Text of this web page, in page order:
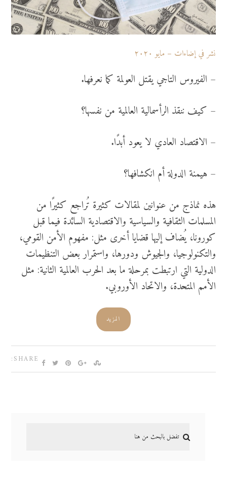
نشر في إضاءات – مايو ٢٠٢٠
– الفيروس التاجي يقتل العولمة كما نعرفها.
– كيف ننقذ الرأسمالية العالمية من نفسها؟
– الاقتصاد العادي لا يعود أبدًا.
– هيمنة الدولة أم انكشافها؟
هذه نماذج من عنوانين لمقالات كثيرة تُراجع كثيرًا من
المسلمات الثقافية والسياسية والاقتصادية السائدة فيما قبل
كورونا، يُضاف إليها قضايا أخرى مثل: مفهوم الأمن القومي،
والتكنولوجيا، والجيوش ودورها، واستمرار بعض التنظيمات
الدولية التي ارتبطت بمرحلة ما بعد الحرب العالمية الثانية: مثل
الأمم المتحدة، والاتحاد الأوروبي.
المزيد
SHARE: